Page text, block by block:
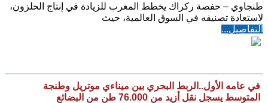
طنجاوي – حفصة ركراك يخطط المغرب للزيادة في إنتاج الحلزون،
لاستعادة تصنيفه في السوق العالمية، حيث
التفاصيل...
في عامه الأول..الربط البحري بين ميناءي موتريل وطنجة
المتوسط يسجل نقل أزيد من 76.000 طن من البضائع